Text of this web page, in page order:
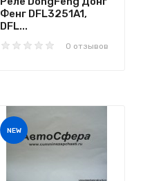
Фенг DFL3251A1,
DFL...
0 отзывов
NEW